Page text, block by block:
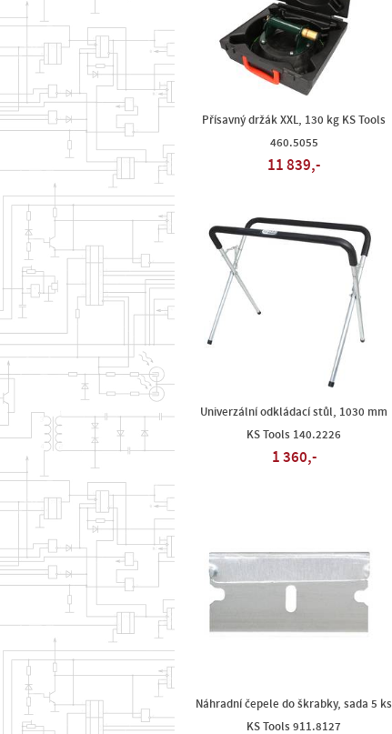
Přísavný držák XXL, 130 kg KS Tools
460.5055
11 839,-
Univerzální odkládací stůl, 1030 mm
KS Tools 140.2226
1 360,-
Náhradní čepele do škrabky, sada 5 ks
KS Tools 911.8127